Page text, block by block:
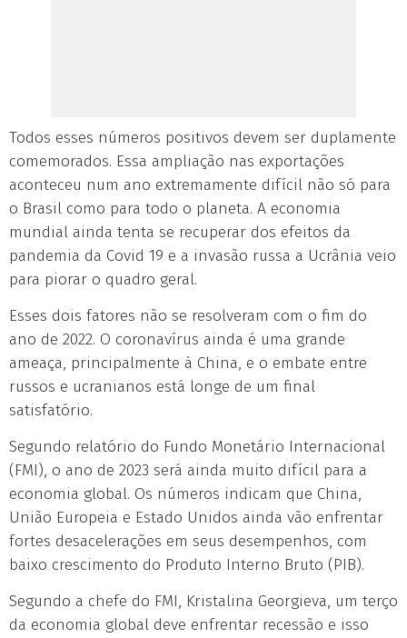
Todos esses números positivos devem ser duplamente
comemorados. Essa ampliação nas exportações
aconteceu num ano extremamente difícil não só para
o Brasil como para todo o planeta. A economia
mundial ainda tenta se recuperar dos efeitos da
pandemia da Covid 19 e a invasão russa a Ucrânia veio
para piorar o quadro geral.
Esses dois fatores não se resolveram com o fim do
ano de 2022. O coronavírus ainda é uma grande
ameaça, principalmente à China, e o embate entre
russos e ucranianos está longe de um final
satisfatório.
Segundo relatório do Fundo Monetário Internacional
(FMI), o ano de 2023 será ainda muito difícil para a
economia global. Os números indicam que China,
União Europeia e Estado Unidos ainda vão enfrentar
fortes desacelerações em seus desempenhos, com
baixo crescimento do Produto Interno Bruto (PIB).
Segundo a chefe do FMI, Kristalina Georgieva, um terço
da economia global deve enfrentar recessão e isso